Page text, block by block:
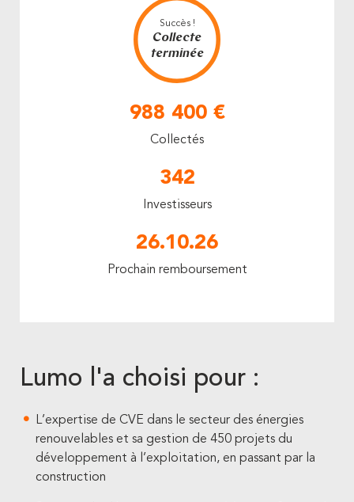
Succès !
Collecte
terminée
988 400 €
Collectés
342
Investisseurs
26.10.26
Prochain remboursement
Lumo l'a choisi pour :
L’expertise de CVE dans le secteur des énergies
renouvelables et sa gestion de 450 projets du
développement à l’exploitation, en passant par la
construction